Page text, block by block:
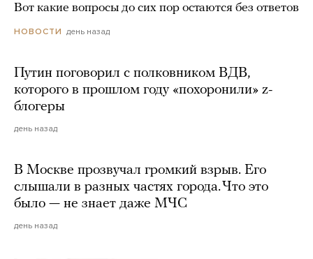
Вот какие вопросы до сих пор остаются без ответов
НОВОСТИ день назад
Путин поговорил с полковником ВДВ,
которого в прошлом году «похоронили» z-
блогеры
день назад
В Москве прозвучал громкий взрыв. Его
слышали в разных частях города. Что это
было — не знает даже МЧС
день назад